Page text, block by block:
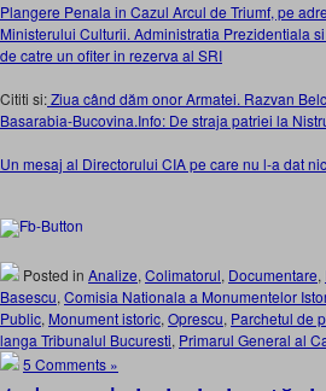
Plangere Penala in Cazul Arcul de Triumf, pe
Ministerului Culturii. Administratia Prezidentiala
de catre un ofiter in rezerva al SRI
Cititi si:Ziua când dăm onor Armatei. Razvan
Basarabia-Bucovina.Info: De straja patriei la
Un mesaj al Directorului CIA pe care nu l-a dat
Posted in Analize, Colimatorul, Documentare,
Basescu, Comisia Nationala a Monumentelor
Public, Monument istoric, Oprescu, Parchetul de
langa Tribunalul Bucuresti, Primarul General al
5 Comments »